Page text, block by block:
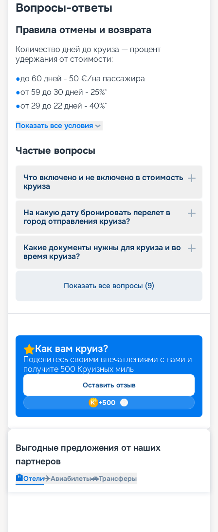
спа-центре Aurea Spa, предлагающем массажи,
сауну, термальные комнаты, солярий, лечебные
многочисленных шоу выделяются выступления
туристов ждут интерактивный кинотеатр XD
Dark Ride, променад под цифровым куполом,
самые яркие впечатления остаются от
увлекательных экскурсий в интереснейших
оборудованы разновозрастные клубы и игровые
«Круиз.онлайн»
Маршруты MSC Meraviglia в 2026 - 2027 годах
пролегают у берегов Америки. На нашем сайте
круизов, схемы палуб, цены на путевки,
описание кают, фото интерьеров. Опытные
помогут вам подобрать оптимальный вариант,
оформить документы, будут оказывать
Вопросы-ответы
Правила отмены и возврата
Количество дней до круиза — процент
удержания от стоимости:
●до 60 дней - 50 €/на пассажира
●от 59 до 30 дней - 25%*
●от 29 до 22 дней - 40%*
Показать все условия
Частые вопросы
Что включено и не включено в стоимость
круиза
На какую дату бронировать перелет в
город отправления круиза?
Какие документы нужны для круиза и во
время круиза?
Показать все вопросы (9)
Как вам круиз?
Поделитесь своими впечатлениями с нами и
получите 500 Круизных миль
Оставить отзыв
+500
Выгодные предложения от наших
партнеров
🏨Отели✈️Авиабилеты🚗Трансферы